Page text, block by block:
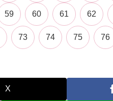
59 60 61 62
73 74 75 76
X